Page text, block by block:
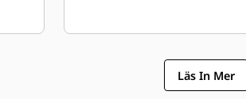
Läs In Mer